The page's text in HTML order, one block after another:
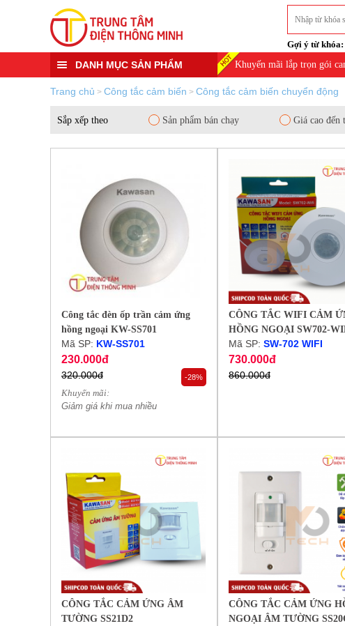
Gợi ý từ khóa:
DANH MỤC SẢN PHẨM Khuyến mãi lắp trọn gói
Trang chủ > Công tắc cảm biến > Công tắc cảm biến chuyển động
Sắp xếp theo Sản phẩm bán chạy Giá cao đến
Công tắc đèn ốp trần cảm ứng
hồng ngoại KW-SS701
Mã SP: KW-SS701
230.000đ
320.000đ -28%
Khuyến mãi:
Giảm giá khi mua nhiều
CÔNG TẮC WIFI CẢM
HỒNG NGOẠI SW702-
Mã SP: SW-702 WIFI
730.000đ
860.000đ
CÔNG TẮC CẢM ỨNG ÂM
TƯỜNG SS21D2
CÔNG TẮC CẢM ỨNG
NGOẠI ÂM TƯỜNG